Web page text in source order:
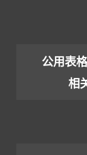
公用表格
相